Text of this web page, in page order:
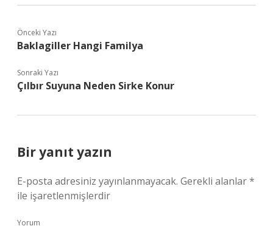
Önceki Yazı
Baklagiller Hangi Familya
Sonraki Yazı
Çılbır Suyuna Neden Sirke Konur
Bir yanıt yazın
E-posta adresiniz yayınlanmayacak. Gerekli alanlar*
ile işaretlenmişlerdir
Yorum